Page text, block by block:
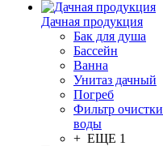
Дачная продукция
Бак для душа
Бассейн
Ванна
Унитаз дачный
Погреб
Фильтр очистки
воды
+ ЕЩЕ 1